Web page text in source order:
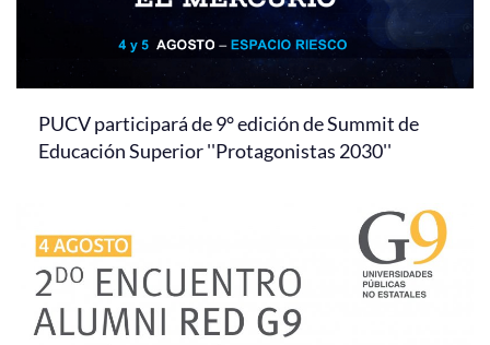
PUCV participará de 9° edición de Summit de
Educación Superior ''Protagonistas 2030''